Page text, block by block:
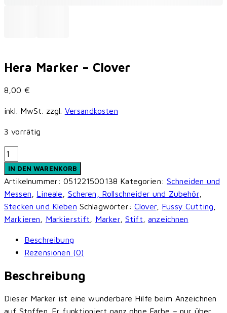
Hera Marker – Clover
8,00 €
inkl. MwSt. zzgl. Versandkosten
3 vorrätig
Hera
Marker
-
Clover
Menge
IN DEN WARENKORB
Artikelnummer:051221500138 Kategorien:Schneiden und
Messen
Lineale Scheren, Rollschneider und Zubehör,
Stecken und Kleben Schlagwörter: Clover, Fussy Cutting
Markieren
Markierstift Marker,Stift ,anzeichnen
Beschreibung
Rezensionen (0)
Beschreibung
Dieser Marker ist eine wunderbare Hilfe beim Anzeichnen
auf Stoffen. Er funktioniert ganz ohne Farbe – nur über